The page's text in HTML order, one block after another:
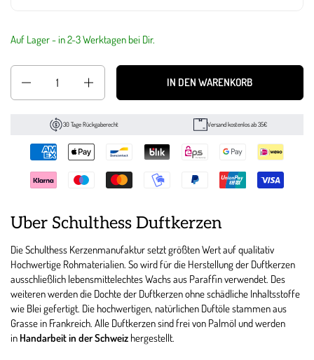
Auf Lager - in 2-3 Werktagen bei Dir.
IN DEN WARENKORB
30 Tage Rückgaberecht Versand kostenlos ab 35€
Über Schulthess Duftkerzen
Die Schulthess Kerzenmanufaktur setzt größten Wert auf qualitativ
Hochwertige Rohmaterialien. So wird für die Herstellung der Duftkerzen
ausschließlich lebensmittelechtes Wachs aus Paraffin verwendet. Des
weiteren werden die Dochte der Duftkerzen ohne schädliche Inhaltsstoffe
wie Blei gefertigt. Die hochwertigen, natürlichen Duftöle stammen aus
Grasse in Frankreich. Alle Duftkerzen sind frei von Palmöl und werden
in Handarbeit in der Schweiz hergestellt.